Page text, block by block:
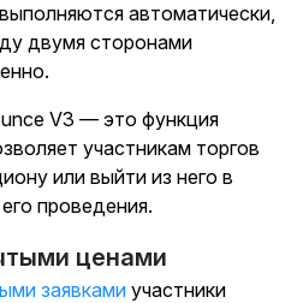
автоматически,
двумя сторонами
V3 — это функция
участникам торгов
или выйти из него в
проведения.
ценами
заявкамиучастники